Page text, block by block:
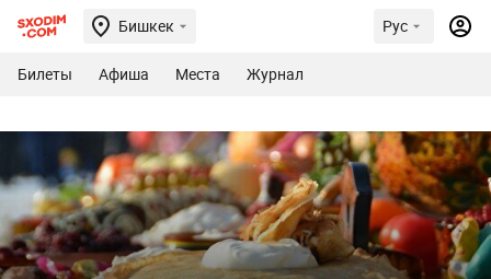
Бишкек Рус
Билеты Афиша Места Журнал